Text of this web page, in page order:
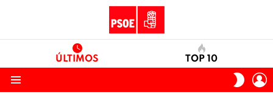
ÚLTIMOS TOP 10
SKIN